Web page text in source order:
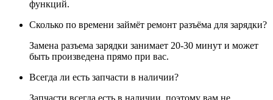
функций.
Сколько по времени займёт ремонт разъёма для зарядки?
Замена разъема зарядки занимает 20-30 минут и может
быть произведена прямо при вас.
Всегда ли есть запчасти в наличии?
Запчасти всегда есть в наличии, поэтому вам не